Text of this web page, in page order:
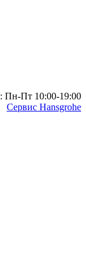
Пн-Пт 10:00-19:00
Сервис Hansgrohe